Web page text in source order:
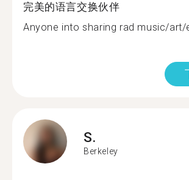
完美的语言交换伙伴
Anyone into sharing rad music/art/
S.
Berkeley